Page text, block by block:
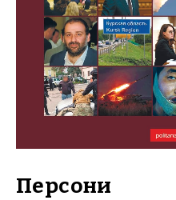
Персони